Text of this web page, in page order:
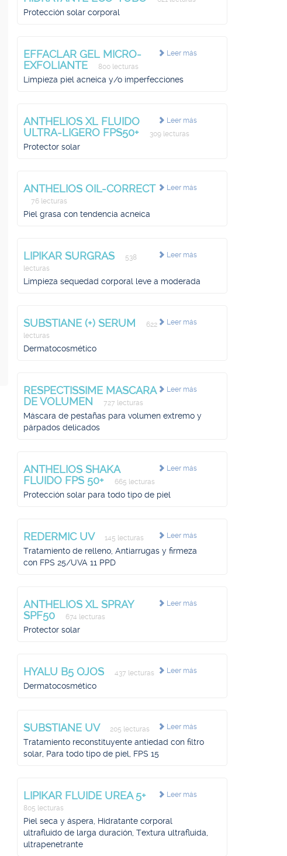
Protección solar corporal
Leer más
EFFACLAR GEL MICRO-
EXFOLIANTE
800 lecturas
Limpieza piel acneica y/o imperfecciones
Leer más
ANTHELIOS XL FLUIDO
ULTRA-LIGERO FPS50+
309 lecturas
Protector solar
Leer más
ANTHELIOS OIL-CORRECT
76 lecturas
Piel grasa con tendencia acneica
Leer más
LIPIKAR SURGRAS
538
lecturas
Limpieza sequedad corporal leve a moderada
Leer más
SUBSTIANE (+) SERUM
622
lecturas
Dermatocosmético
Leer más
RESPECTISSIME MASCARA
DE VOLUMEN
727 lecturas
Máscara de pestañas para volumen extremo y
párpados delicados
Leer más
ANTHELIOS SHAKA
FLUIDO FPS 50+
665 lecturas
Protección solar para todo tipo de piel
Leer más
REDERMIC UV 145 lecturas
Tratamiento de relleno, Antiarrugas y firmeza
con FPS 25/UVA 11 PPD
Leer más
ANTHELIOS XL SPRAY
SPF50
674 lecturas
Protector solar
Leer más
HYALU B5 OJOS 437 lecturas
Dermatocosmético
Leer más
SUBSTIANE UV 205 lecturas
Tratamiento reconstituyente antiedad con filtro
solar, Para todo tipo de piel, FPS 15
Leer más
LIPIKAR FLUIDE UREA 5+
805 lecturas
Piel seca y áspera, Hidratante corporal
ultrafluido de larga duración, Textura ultrafluida,
ultrapenetrante